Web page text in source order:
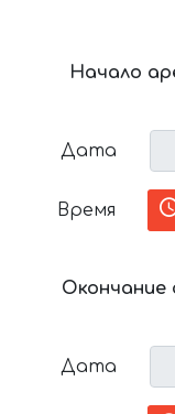
Начало
Дата
Время
Окончание
Дата